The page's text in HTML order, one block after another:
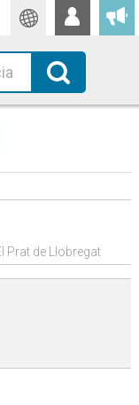
Traductor
Busca!
Prat de Llobregat